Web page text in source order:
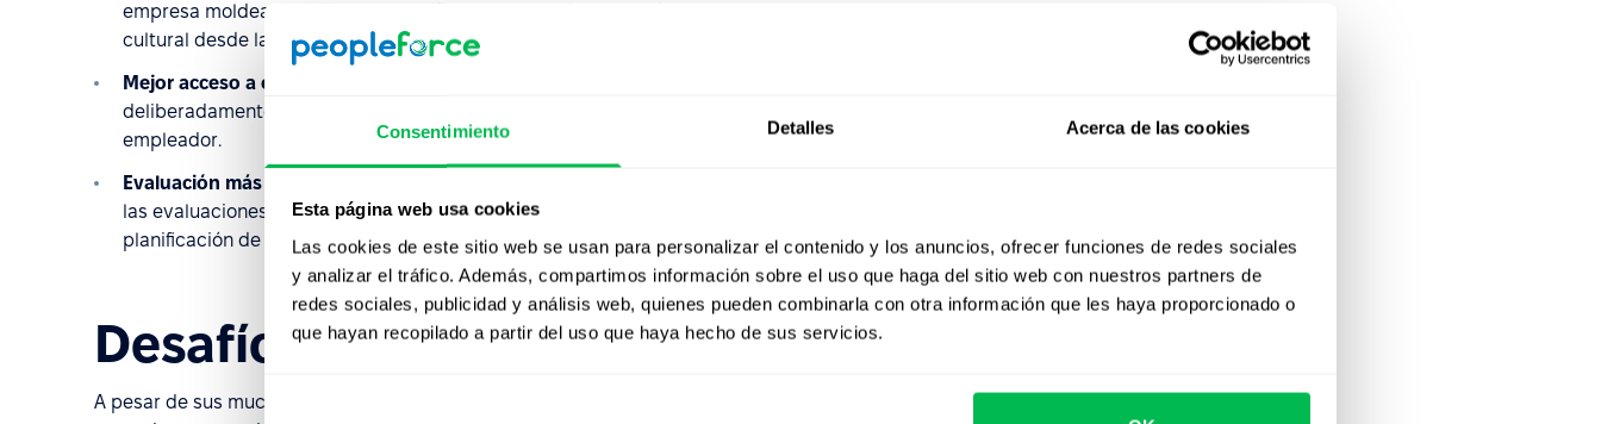
Consentimiento Detalles Acerca de las cookies
Esta página web usa cookies
Las cookies de este sitio web se usan para personalizar el contenido y los anuncios, ofrecer funciones de redes sociales
y analizar el tráfico. Además, compartimos información sobre el uso que haga del sitio web con nuestros partners de
redes sociales, publicidad y análisis web, quienes pueden combinarla con otra información que les haya proporcionado o
que hayan recopilado a partir del uso que haya hecho de sus servicios.
empresa moldear activamente conductas y actitudes alineadas con sus valores y evaluar el ajuste
cultural desde las primeras fases del proceso de incorporación.
Mejor acceso a candidatos de alto potencial
deliberadamente trabajar a través de agencias y prefieren relacionarse directamente con su futuro
empleador.
Evaluación más precisa de
las evaluaciones de empleados permiten una identificación más rápida del talento superior y una
planificación de desarrollo más estratégica.
Desafíos de la contratación directa
A pesar de sus muchas ventajas estratégicas, la contratación directa también presenta varios desafíos